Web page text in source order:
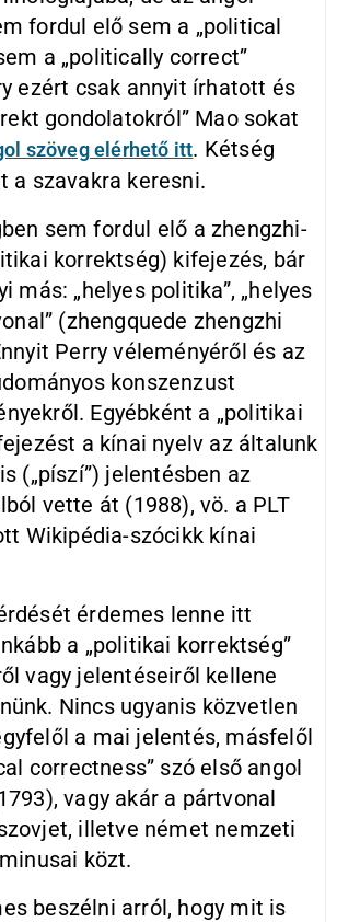
fordul elő sem a „political
a „politically correct”
ezért csak annyit írhatott és
gondolatokról” Mao sokat
szöveg elérhető itt. Kétség
a szavakra keresni.
sem fordul elő a zhengzhi-
korrektség) kifejezés, bár
más: „helyes politika”, „helyes
(zhengquede zhengzhi
Perry véleményéről és az
konszenzust
Egyébként a „politikai
a kínai nyelv az általunk
(„píszí”) jelentésben az
vette át (1988), vö. a PLT
Wikipédia-szócikk kínai
érdemes lenne itt
a „politikai korrektség”
vagy jelentéseiről kellene
Nincs ugyanis közvetlen
a mai jelentés, másfelől
correctness” szó első angol
vagy akár a pártvonal
illetve német nemzeti
közt.
beszélni arról, hogy mit is